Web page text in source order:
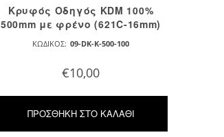
Κρυφός Οδηγός KDM 100%
500mm με φρένο (621C-16mm)
ΚΩΔΙΚΌΣ: 09-DK-K-500-100
€10,00
ΠΡΟΣΘΉΚΗ ΣΤΟ ΚΑΛΆΘΙ